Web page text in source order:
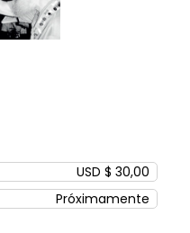
USD $ 30,00
Próximamente